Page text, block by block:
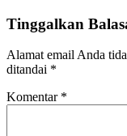
Tinggalkan
Alamat email Anda
ditandai *
Komentar *